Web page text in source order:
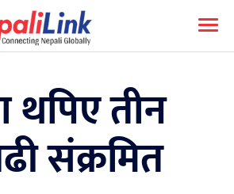
थपिए तीन
संक्रमित